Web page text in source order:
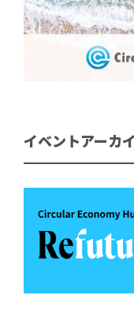
イベントアーカ